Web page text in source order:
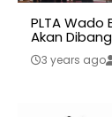
PLTA
Akan
3 years ago